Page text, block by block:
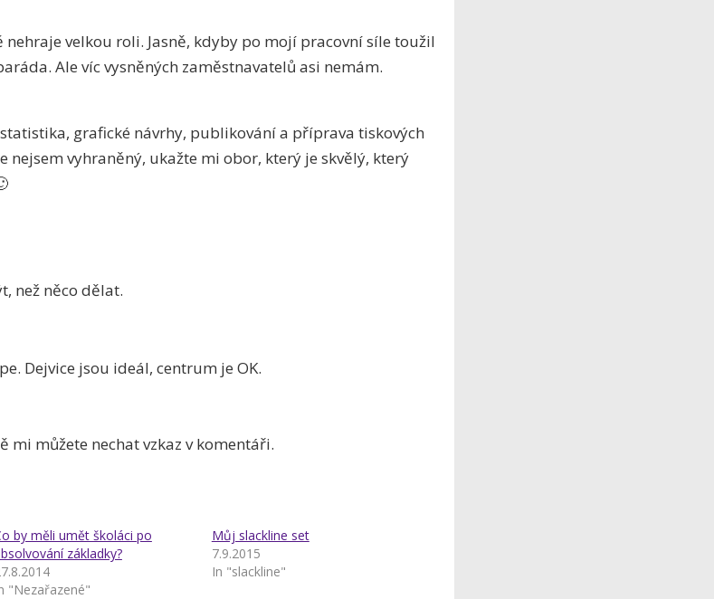
velkou roli. Jasně, kdyby po mojí pracovní síle toužil
Ale víc vysněných zaměstnavatelů asi nemám.
grafické návrhy, publikování a příprava tiskových
nejsem vyhraněný, ukažte mi obor, který je skvělý, který
než něco dělat.
Dejvice jsou ideál, centrum je OK.
můžete nechat vzkaz v komentáři.
by měli umět školáci po
základky?
"Nezařazené"
Můj slackline set
7.9.2015
In "slackline"